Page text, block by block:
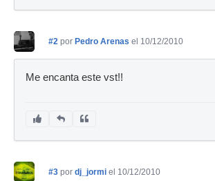
#2 por Pedro Arenas el 10/12/2010
Me encanta este vst!!
#3 por dj_jormi el 10/12/2010